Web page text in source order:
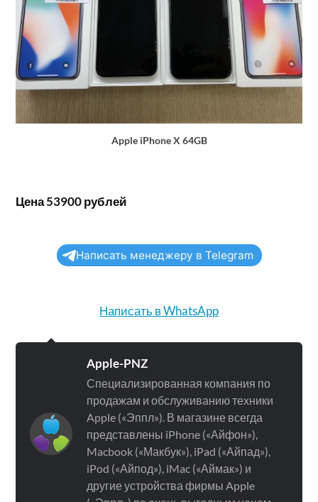
Apple iPhone X 64GB
Цена 53900 рублей
Написать менеджеру в Telegram
Написать в WhatsApp
Apple-PNZ
Специализированная компания по
продажам и обслуживанию техники
Apple («Эппл»). В магазине всегда
представлены iPhone («Айфон»),
Macbook («Макбук»), iPad («Айпад»),
iPod («Айпод»), iMac («Аймак») и
другие устройства фирмы Apple